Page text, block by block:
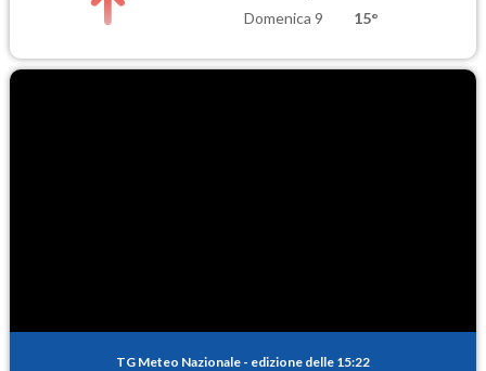
Domenica 9 15°
TG Meteo Nazionale - edizione delle 15:22